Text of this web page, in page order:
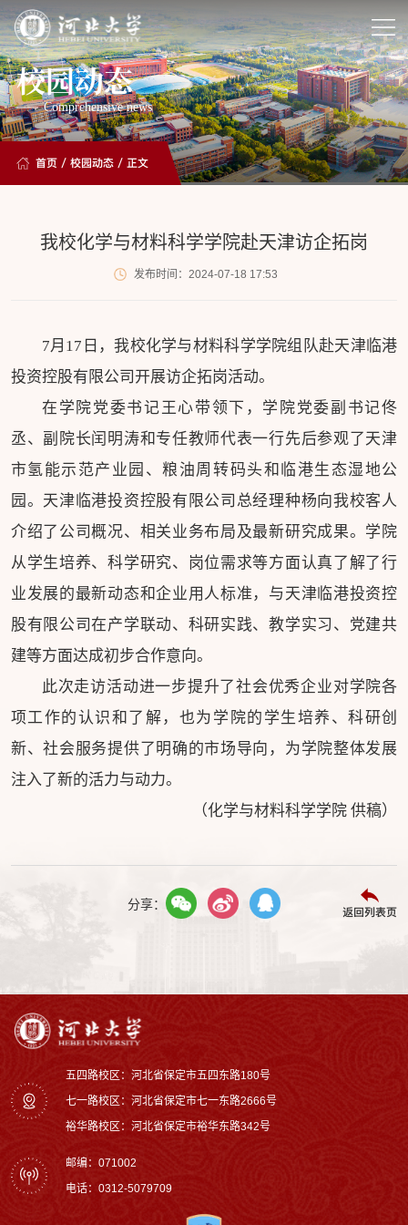
校园动态
Comprehensive news
首页 /校园动态 / 正文
我校化学与材料科学学院赴天津访企拓岗
发布时间：2024-07-18 17:53
7月17日，我校化学与材料科学学院组队赴天津临港
投资控股有限公司开展访企拓岗活动。
在学院党委书记王心带领下，学院党委副书记佟
丞、副院长闰明涛和专任教师代表一行先后参观了天津
市氢能示范产业园、粮油周转码头和临港生态湿地公
园。天津临港投资控股有限公司总经理种杨向我校客人
介绍了公司概况、相关业务布局及最新研究成果。学院
从学生培养、科学研究、岗位需求等方面认真了解了行
业发展的最新动态和企业用人标准，与天津临港投资控
股有限公司在产学联动、科研实践、教学实习、党建共
建等方面达成初步合作意向。
此次走访活动进一步提升了社会优秀企业对学院各
项工作的认识和了解，也为学院的学生培养、科研创
新、社会服务提供了明确的市场导向，为学院整体发展
注入了新的活力与动力。
（化学与材料科学学院 供稿）
分享： 返回列表页
五四路校区：河北省保定市五四东路180号
七一路校区：‌河北省保定市七一东路2666号
裕华路校区‌：河北省保定市裕华东路342号
邮编：071002
电话：0312-5079709